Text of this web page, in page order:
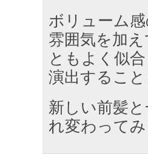
ボリューム
雰囲気を加
ともよく似
演出すること
新しい前髪
れ変わって